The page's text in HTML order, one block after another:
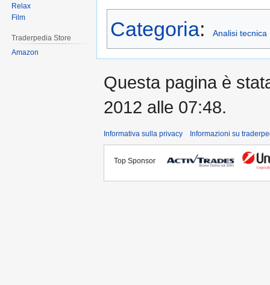
Categoria: Analisi tecnica
Relax
Film
Traderpedia Store
Amazon
Questa pagina è
2012 alle 07:48.
Informativa sulla privacy Informazioni su
Top Sponsor